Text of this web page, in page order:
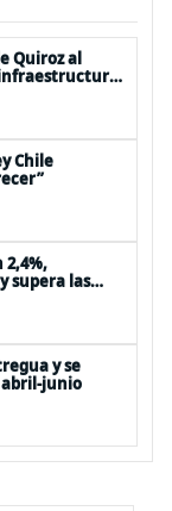
Quiroz al
Chile
2,4%,
supera las
y se
abril-junio